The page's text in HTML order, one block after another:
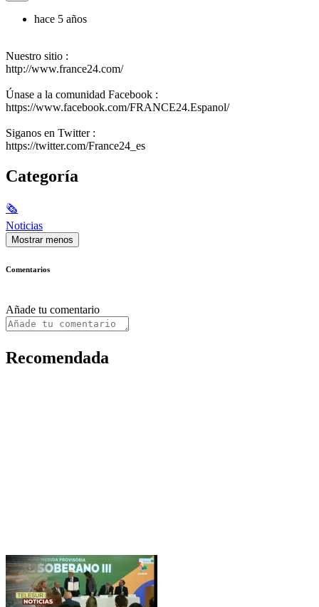
hace 5 años
Nuestro sitio :
http://www.france24.com/
Únase a la comunidad Facebook :
https://www.facebook.com/FRANCE24.Espanol/
Siganos en Twitter :
https://twitter.com/France24_es
Categoría
🗞
Noticias
Mostrar menos
Comentarios
Añade tu comentario
Recomendada